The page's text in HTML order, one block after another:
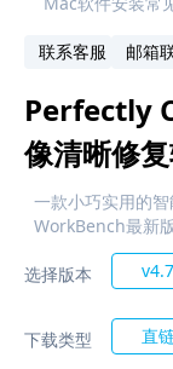
联系客服 邮箱
Perfectly
像清晰修
一款小巧实用的
WorkBench最新
选择版本
下载类型 直